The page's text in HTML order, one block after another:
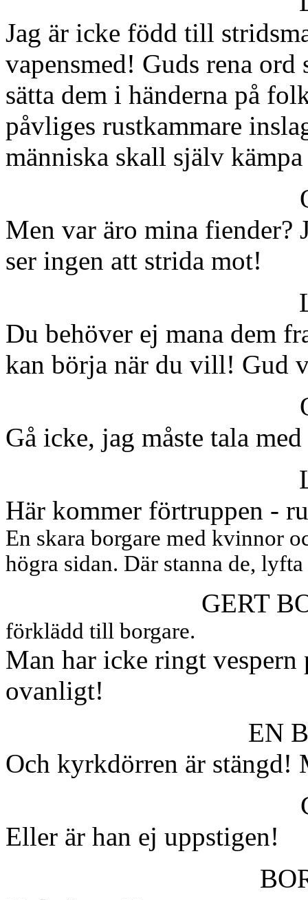
Jag är icke född till
vapensmed! Guds rena
sätta dem i händerna på
påvliges rustkammare
människa skall själv
Men var äro mina fiender?
ser ingen att strida mot!
Du behöver ej mana dem
kan börja när du vill! Gud
Gå icke, jag måste tala
Här kommer förtruppen -
En skara borgare med kvinnor
högra sidan. Där stanna de,
GERT
förklädd till borgare.
Man har icke ringt vespern
ovanligt!
EN
Och kyrkdörren är stängd!
Eller är han ej uppstigen!